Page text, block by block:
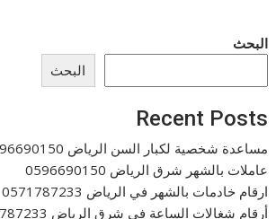
البحث
البحث
Recent Posts
مساعدة شخصية لكبار السن الرياض 0596690150
عاملات بالشهر شرق الرياض 0596690150
ارقام خادمات بالشهر في الرياض 0571787233
أرقام شغالات الساعة في شرق الرياض 0571787233